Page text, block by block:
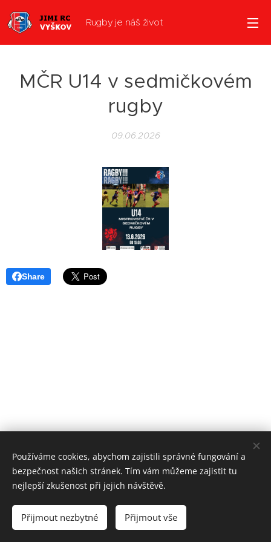
Rugby je náš život
MČR U14 v sedmičkovém
rugby
09.06.2026
Share
Cookies
Používáme cookies, abychom zajistili správné fungování a
bezpečnost našich stránek. Tím vám můžeme zajistit tu
nejlepší zkušenost při jejich návštěvě.
Přijmout nezbytné Přijmout vše